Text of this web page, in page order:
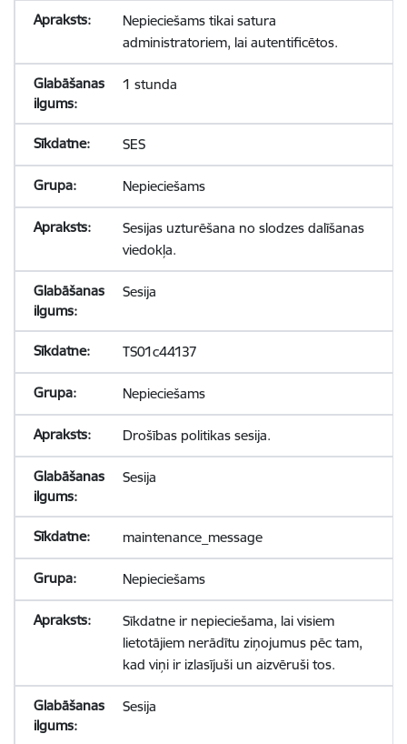
Nepieciešams tikai satura
administratoriem, lai autentificētos.
1 stunda
SES
Nepieciešams
Sesijas uzturēšana no slodzes dalīšanas
viedokļa.
Sesija
TS01c44137
Nepieciešams
Drošības politikas sesija.
Sesija
maintenance_message
Nepieciešams
Sīkdatne ir nepieciešama, lai visiem
lietotājiem nerādītu ziņojumus pēc tam,
kad viņi ir izlasījuši un aizvēruši tos.
Sesija